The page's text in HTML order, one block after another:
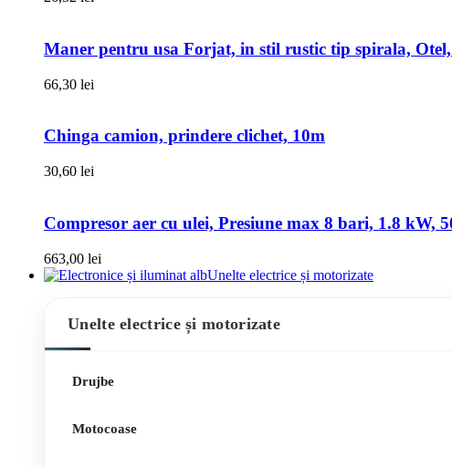
Maner pentru usa Forjat, in stil rustic tip spirala,
66,30 lei
Chinga camion, prindere clichet, 10m
30,60 lei
Compresor aer cu ulei, Presiune max 8 bari, 1.8 kW,
663,00 lei
Unelte electrice și motorizate
Unelte electrice și motorizate
Drujbe
Motocoase